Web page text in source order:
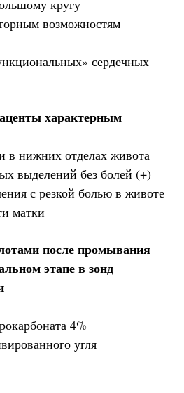
кругу
возможностям
сердечных
характерным
в нижних отделах живота
выделений без болей (+)
с резкой болью в животе
матки
после промывания
этапе в зонд
4%
угля